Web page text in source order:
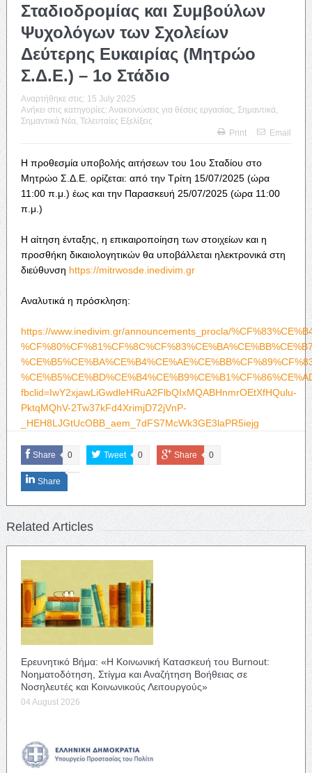
Σταδιοδρομίας και Συμβούλων
Ψυχολόγων των Σχολείων
Δεύτερης Ευκαιρίας (Μητρώο
Σ.Δ.Ε.) – 1ο Στάδιο
Αναρτήθηκε στις: 15 July 2025
Ανήκει στις κατηγορίες: Ανακοινώσεις για θέσεις εργασίας Σημαντικά
Σημαντικά Νέα Τελευταίες Εξελίξεις
Print
Email
Η προθεσμία υποβολής αιτήσεων του 1ου Σταδίου στο
Μητρώο Σ.Δ.Ε. ορίζεται: από την Τρίτη 15/07/2025 (ώρα
11:00 π.μ.) έως και την Παρασκευή 25/07/2025 (ώρα 11:00
π.μ.)
Η αίτηση ένταξης, η επικαιροποίηση των στοιχείων και η
προσθήκη δικαιολογητικών θα υποβάλλεται ηλεκτρονικά στη
διεύθυνση https://mitrwosde.inedivim.gr
Αναλυτικά η πρόσκληση:
https://www.inedivim.gr/announcements_procla/
fbclid=IwY2xjawLiGwdleHRuA2FlbQIxMQABHnmrOEtXfHQulu-
PktqMQhV-2Tw37kFd4XrimjD72jVnP-
_HEH8LJGtUcOBB_aem_7dFS7McWk3GE3laPR5iejg
Share 0 Tweet 0 Share 0
Share
Related Articles
Ερευνητικό Βήμα: «Η Κοινωνική Κατασκευή του Burnout:
Νοηματοδότηση, Στίγμα και Αναζήτηση Βοήθειας σε
Νοσηλευτές και Κοινωνικούς Λειτουργούς»
04 August 2026